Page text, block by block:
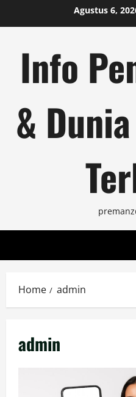
to
Agustus 6,
Info
&
Home admin
admin